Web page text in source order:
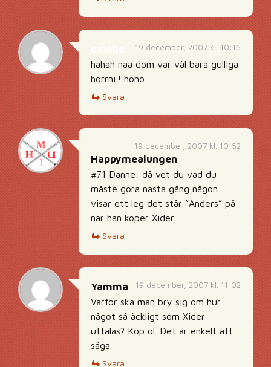
19 december, 2007 kl. 10:15
hahah naa dom var väl bara gulliga
hörrni.! höhö
Svara
19 december, 2007 kl. 10:52
Happymealungen
#71 Danne: då vet du vad du
måste göra nästa gång någon
visar ett leg det står ”Anders” på
när han köper Xider.
Svara
19 december, 2007 kl. 11:02
Yamma
Varför ska man bry sig om hur
något så äckligt som Xider
uttalas? Köp öl. Det är enkelt att
säga.
Svara